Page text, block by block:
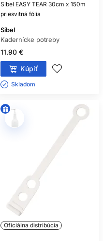
Sibel EASY TEAR 30cm x 150m
priesvitná fólia
Sibel
Kadernícke potreby
11.90 €
Kúpiť
Skladom ㅤ
Oficiálna distribúcia